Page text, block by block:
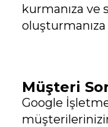
kurmanıza ve
oluşturmanıza
Müşteri
Google